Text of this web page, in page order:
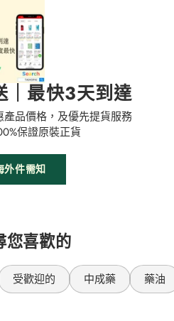
｜最快3天到達
品價格，及優先提貨服務
保證原裝正貨
外件需知
您喜歡的
受歡迎的 中成藥 藥油